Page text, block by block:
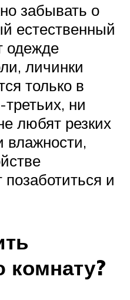
забывать о
естественный
одежде
личинки
только в
ни
любят резких
влажности,
позаботиться и
комнату?